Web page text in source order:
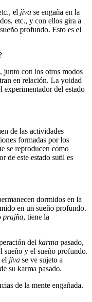
el jiva se engaña en la
etc., y con ellos gira a
profundo. Esto es el
junto con los otros modos
en relación. La yoidad
experimentador del estado
de las actividades
formadas por los
se reproducen como
de este estado sutil es
dormidos en la
en un sueño profundo.
prajña, tiene la
del karma pasado,
sueño y el sueño profundo.
jiva se ve sujeto a
su karma pasado.
de la mente engañada.